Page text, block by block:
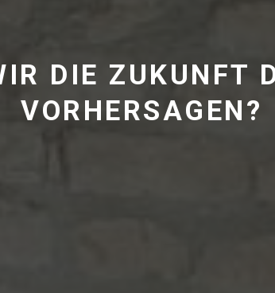
DIE ZUKUNFT
VORHERSAGEN?